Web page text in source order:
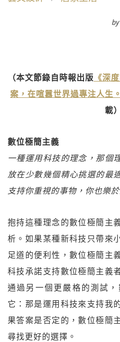
by
（本文節錄自時報出版 《深
案，在喧囂世界過專注人生。
載）
數位極簡主義
一種運用科技的理念，那個
放在少數幾個精心挑選的最
支持你重視的事物，你也樂
抱持這種理念的數位極簡主
析。如果某種新科技只帶來
足道的便利性，數位極簡主
科技承諾支持數位極簡主義
通過另一個更嚴格的測試
它：那是運用科技來支持我
果答案是否定的，數位極簡
尋找更好的選擇。